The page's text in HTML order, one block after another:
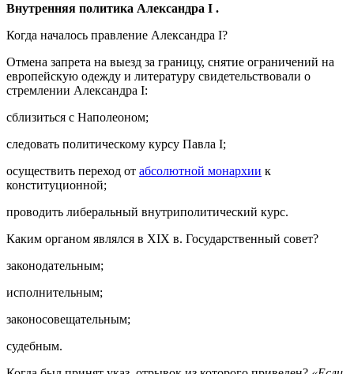
Внутренняя политика Александра I .
Когда началось правление Александра I?
Отмена запрета на выезд за границу, снятие ограничений на
европейскую одежду и литературу свидетельствовали о
стремлении Александра I:
сблизиться с Наполеоном;
следовать политическому курсу Павла I;
осуществить переход от абсолютной монархии к
конституционной;
проводить либеральный внутриполитический курс.
Каким органом являлся в XIX в. Государственный совет?
законодательным;
исполнительным;
законосовещательным;
судебным.